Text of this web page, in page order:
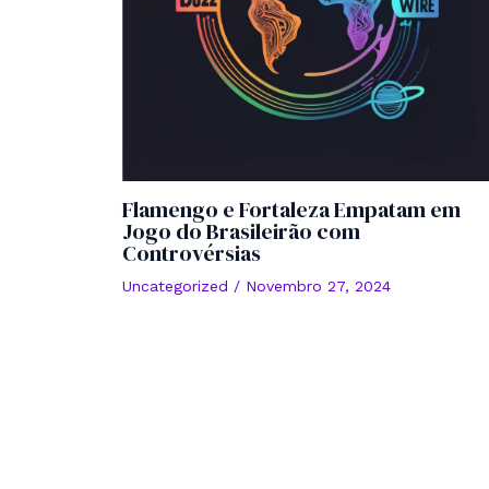
Flamengo e Fortaleza Empatam em
Jogo do Brasileirão com
Controvérsias
Uncategorized / Novembro 27, 2024